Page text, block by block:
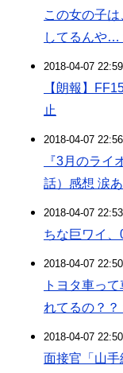
この女の子
してるんや…
2018-04-07
【朗報】
止
2018-04-07
『3月のライ
話）感想 涙
2018-04-07
ちな巨ワイ
2018-04-07
トヨタ車っ
れてるの？？
2018-04-07
面接官「山手